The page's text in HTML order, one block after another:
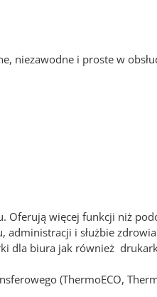
niezawodne i proste w
Oferują więcej funkcji niż
i służbie
dla biura jak również
(ThermoECO,